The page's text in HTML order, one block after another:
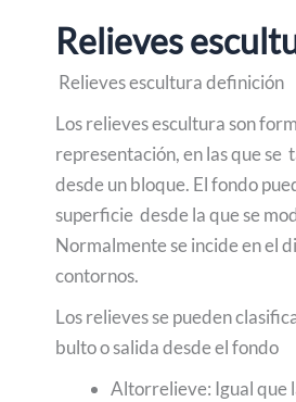
Relieves
Relieves escultura definición
Los relieves escultura son
representación, en las que se
desde un bloque. El fondo
superficie desde la que se
Normalmente se incide en el
contornos.
Los relieves se pueden
bulto o salida desde el fondo
Altorrelieve: Igual que